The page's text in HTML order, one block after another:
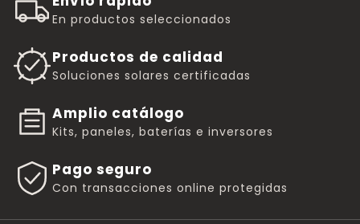
En productos seleccionados
Productos de calidad
Soluciones solares certificadas
Amplio catálogo
Kits, paneles, baterías e inversores
Pago seguro
Con transacciones online protegidas